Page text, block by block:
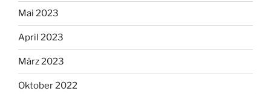
Mai 2023
April 2023
März 2023
Oktober 2022